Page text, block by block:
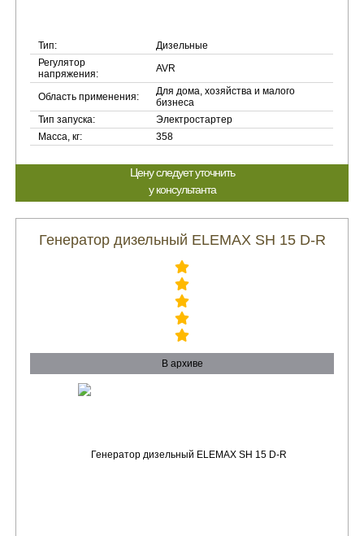
Тип:
Дизельные
Регулятор
напряжения:
AVR
Область применения:
Для дома, хозяйства и малого
бизнеса
Тип запуска:
Электростартер
Масса, кг:
358
Цену следует уточнить
у консультанта
Генератор дизельный ELEMAX SH 15 D-R
В архиве